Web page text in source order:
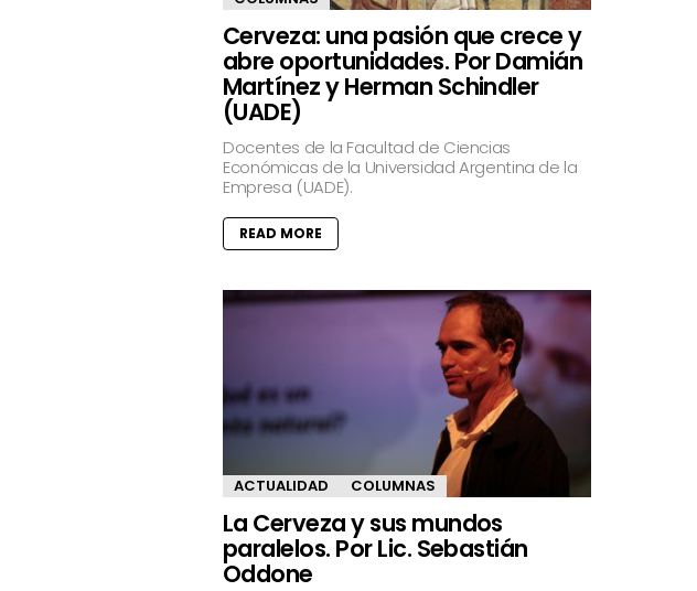
Cerveza: una pasión que crece y
abre oportunidades. Por Damián
Martínez y Herman Schindler
(UADE)
Docentes de la Facultad de Ciencias
Económicas de la Universidad Argentina de la
Empresa (UADE).
READ MORE
ACTUALIDAD COLUMNAS
La Cerveza y sus mundos
paralelos. Por Lic. Sebastián
Oddone